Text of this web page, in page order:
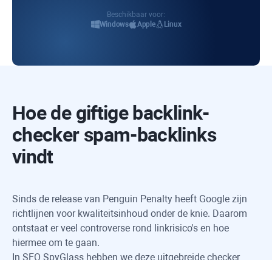
Beschikbaar voor:
Windows
Apple Linux
Hoe de giftige backlink-
checker spam-backlinks
vindt
Sinds de release van Penguin Penalty heeft Google zijn
richtlijnen voor kwaliteitsinhoud onder de knie. Daarom
ontstaat er veel controverse rond linkrisico's en hoe
hiermee om te gaan.
In SEO SpyGlass hebben we deze uitgebreide checker